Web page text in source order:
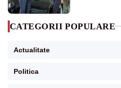
CATEGORII POPULARE
Actualitate
Politica